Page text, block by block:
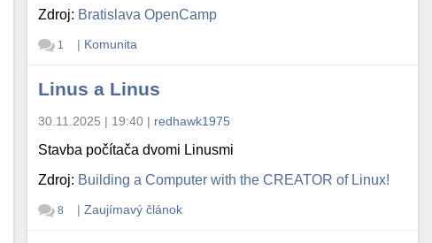
Zdroj: Bratislava OpenCamp
1 | Komunita
Linus a Linus
30.11.2025 | 19:40 | redhawk1975
Stavba počítača dvomi Linusmi
Zdroj: Building a Computer with the CREATOR of Linux!
8 | Zaujímavý článok